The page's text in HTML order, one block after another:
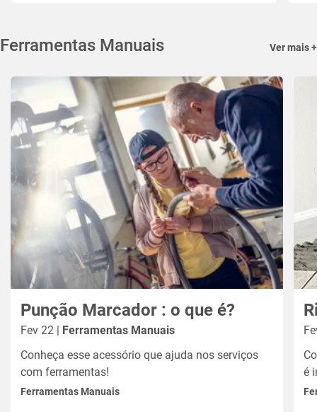
Ferramentas Manuais Ver mais +
Punção Marcador : o que é?
Fev 22 | Ferramentas Manuais
Conheça esse acessório que ajuda nos serviços
com ferramentas!
Ferramentas Manuais
é